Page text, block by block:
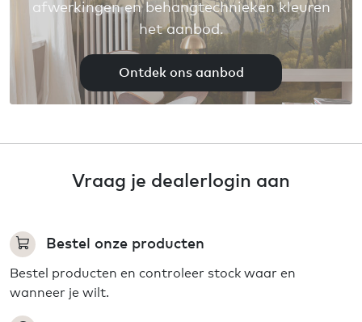
afwerkingen en behangtechnieken kleuren
het aanbod.
Ontdek ons aanbod
Vraag je dealerlogin aan
Bestel onze producten
Bestel producten en controleer stock waar en
wanneer je wilt.